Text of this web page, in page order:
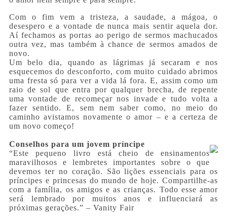
Com o fim vem a tristeza, a saudade, a mágoa, o
desespero e a vontade de nunca mais sentir aquela dor.
Aí fechamos as portas ao perigo de sermos machucados
outra vez, mas também à chance de sermos amados de
novo.
Um belo dia, quando as lágrimas já secaram e nos
esquecemos do desconforto, com muito cuidado abrimos
uma fresta só para ver a vida lá fora. E, assim como um
raio de sol que entra por qualquer brecha, de repente
uma vontade de recomeçar nos invade e tudo volta a
fazer sentido. E, sem nem saber como, no meio do
caminho avistamos novamente o amor – e a certeza de
um novo começo!
Conselhos para um jovem príncipe
“Este pequeno livro está cheio de ensinamentos
maravilhosos e lembretes importantes sobre o que
devemos ter no coração. São lições essenciais para os
príncipes e princesas do mundo de hoje. Compartilhe-as
com a família, os amigos e as crianças. Todo esse amor
será lembrado por muitos anos e influenciará as
próximas gerações.” – Vanity Fair